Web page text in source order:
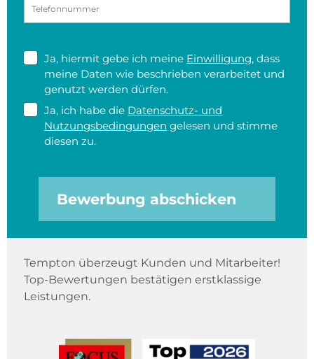
Ja, hiermit gebe ich meine Einwilligung, dass
meine Daten wie beschrieben verarbeitet und
genutzt werden dürfen.
Ja, ich habe die Datenschutz- und
Nutzungsbedingungen gelesen und stimme
diesen zu.
Bewerbung abschicken
Tempton überzeugt Kunden und Mitarbeiter!
Top-Bewertungen bestätigen erstklassige
Leistungen.